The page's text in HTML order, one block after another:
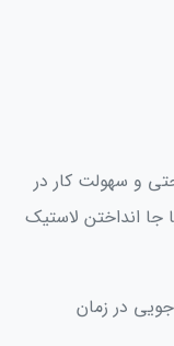
و سهولت کار در
جا انداختن لاستیک
در زمان